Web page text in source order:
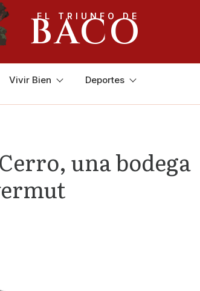
EL TRIUNFO DE
BACO
Vivir Bien Deportes
una bodega